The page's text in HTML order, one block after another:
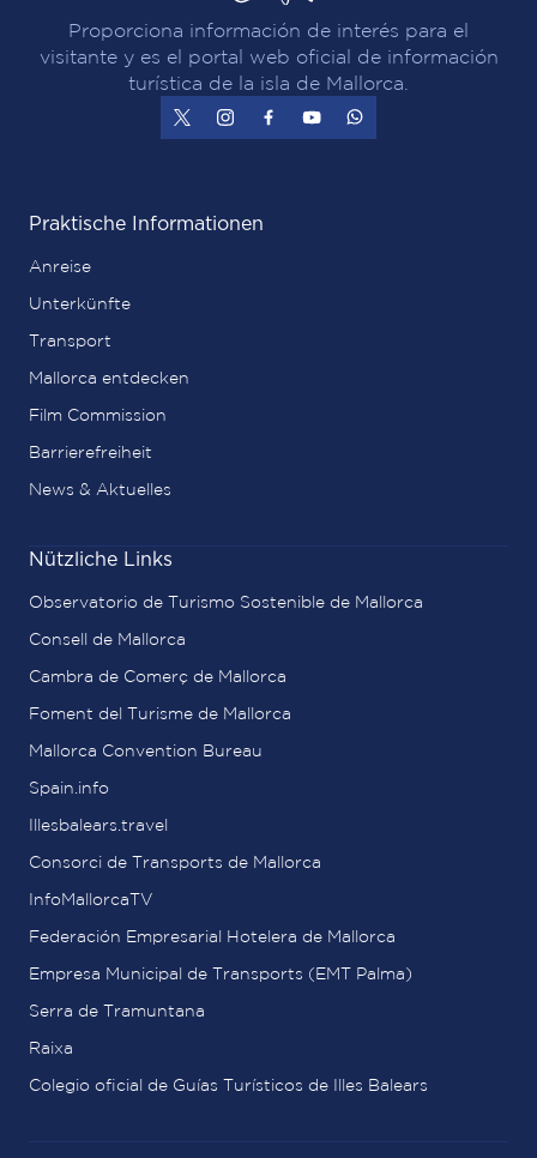
Proporciona información de interés para el
visitante y es el portal web oficial de información
turística de la isla de Mallorca.
Praktische Informationen
Anreise
Unterkünfte
Transport
Mallorca entdecken
Film Commission
Barrierefreiheit
News & Aktuelles
Nützliche Links
Observatorio de Turismo Sostenible de Mallorca
Consell de Mallorca
Cambra de Comerç de Mallorca
Foment del Turisme de Mallorca
Mallorca Convention Bureau
Spain.info
Illesbalears.travel
Consorci de Transports de Mallorca
InfoMallorcaTV
Federación Empresarial Hotelera de Mallorca
Empresa Municipal de Transports (EMT Palma)
Serra de Tramuntana
Raixa
Colegio oficial de Guías Turísticos de Illes Balears